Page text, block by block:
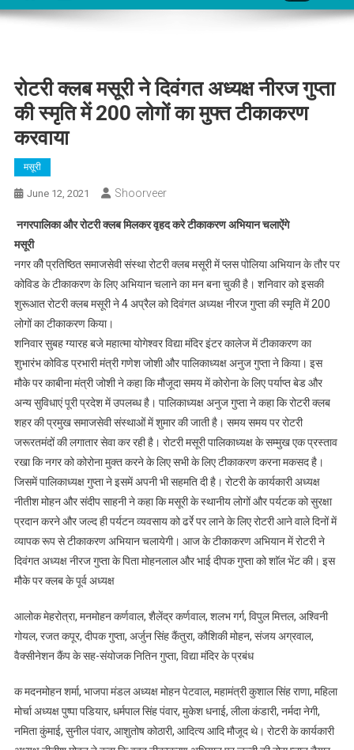
रोटरी क्लब मसूरी ने दिवंगत अध्यक्ष नीरज गुप्ता
की स्मृति में 200 लोगों का मुफ्त टीकाकरण
करवाया
मसूरी
June 12, 2021 Shoorveer
नगरपालिका और रोटरी क्लब मिलकर वृहद करे टीकाकरण अभियान चलाऐंगे
मसूरी
नगर कीे प्रतिष्ठित समाजसेवी संस्था रोटरी क्लब मसूरी में प्लस पोलिया अभियान के तौर पर
कोविड के टीकाकरण के लिए अभियान चलाने का मन बना चुकी है। शनिवार को इसकी
शुरूआत रोटरी क्लब मसूरी ने 4 अप्रैल को दिवंगत अध्यक्ष नीरज गुप्ता की स्मृति में 200
लोगों का टीकाकरण किया।
शनिवार सुबह ग्यारह बजे महात्मा योगेश्वर विद्या मंदिर इंटर कालेज में टीकाकरण का
शुभारंभ कोविड प्रभारी मंत्री गणेश जोशी और पालिकाध्यक्ष अनुज गुप्ता ने किया। इस
मौके पर काबीना मंत्री जोशी ने कहा कि मौजूदा समय में कोरोना के लिए पर्याप्त बेड और
अन्य सुविधाएं पूरी प्रदेश में उपलब्ध है। पालिकाध्यक्ष अनुज गुप्ता ने कहा कि रोटरी क्लब
शहर की प्रमुख समाजसेवी संस्थाओं में शुमार की जाती है। समय समय पर रोटरी
जरूरतमंदों की लगातार सेवा कर रही है। रोटरी मसूरी पालिकाध्यक्ष के सम्मुख एक प्रस्ताव
रखा कि नगर को कोरोना मुक्त करने के लिए सभी के लिए टीकाकरण करना मकसद है।
जिसमें पालिकाध्यक्ष गुप्ता ने इसमें अपनी भी सहमति दी है। रोटरी के कार्यकारी अध्यक्ष
नीतीश मोहन और संदीप साहनी ने कहा कि मसूरी के स्थानीय लोगों और पर्यटक को सुरक्षा
प्रदान करने और जल्द ही पर्यटन व्यवसाय को ढर्रे पर लाने के लिए रोटरी आने वाले दिनों में
व्यापक रूप से टीकाकरण अभियान चलायेगी। आज के टीकाकरण अभियान में रोटरी ने
दिवंगत अध्यक्ष नीरज गुप्ता के पिता मोहनलाल और भाई दीपक गुप्ता को शाॅल भेंट की। इस
मौके पर क्लब के पूर्व अध्यक्ष
आलोक मेहरोत्रा, मनमोहन कर्णवाल, शैलेंद्र कर्णवाल, शलभ गर्ग, विपुल मित्तल, अश्विनी
गोयल, रजत कपूर, दीपक गुप्ता, अर्जुन सिंह कैंतुरा, कौशिकी मोहन, संजय अग्रवाल,
वैक्सीनेशन कैंप के सह-संयोजक नितिन गुप्ता, विद्या मंदिर के प्रबंध
क मदनमोहन शर्मा, भाजपा मंडल अध्यक्ष मोहन पेटवाल, महामंत्री कुशाल सिंह राणा, महिला
मोर्चा अध्यक्ष पुष्पा पडियार, धर्मपाल सिंह पंवार, मुकेश धनाई, लीला कंडारी, नर्मदा नेगी,
नमिता कुंमाई, सुनील पंवार, आशुतोष कोठारी, आदित्य आदि मौजूद थे। रोटरी के कार्यकारी